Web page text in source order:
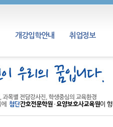
개강입학안내 취업정보